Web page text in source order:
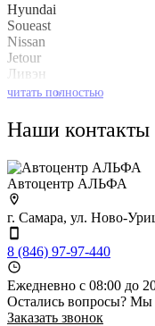
Hyundai
Soueast
Nissan
Jetour
Ливэн
Kaiyi
Также мы имеем
читать полностью
»
Наши контакты
Автоцентр АЛЬФА
г. Самара, ул. Ново-
8 (846) 97-97-440
Ежедневно с 08:00 до
Остались вопросы? Мы
Заказать звонок